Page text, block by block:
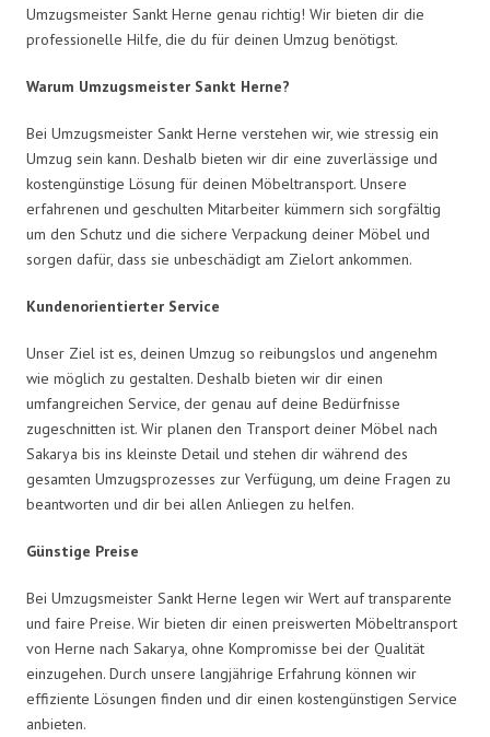
Umzugsmeister Sankt Herne genau richtig! Wir bieten dir die
professionelle Hilfe, die du für deinen Umzug benötigst.
Warum Umzugsmeister Sankt Herne?
Bei Umzugsmeister Sankt Herne verstehen wir, wie stressig ein
Umzug sein kann. Deshalb bieten wir dir eine zuverlässige und
kostengünstige Lösung für deinen Möbeltransport. Unsere
erfahrenen und geschulten Mitarbeiter kümmern sich sorgfältig
um den Schutz und die sichere Verpackung deiner Möbel und
sorgen dafür, dass sie unbeschädigt am Zielort ankommen.
Kundenorientierter Service
Unser Ziel ist es, deinen Umzug so reibungslos und angenehm
wie möglich zu gestalten. Deshalb bieten wir dir einen
umfangreichen Service, der genau auf deine Bedürfnisse
zugeschnitten ist. Wir planen den Transport deiner Möbel nach
Sakarya bis ins kleinste Detail und stehen dir während des
gesamten Umzugsprozesses zur Verfügung, um deine Fragen zu
beantworten und dir bei allen Anliegen zu helfen.
Günstige Preise
Bei Umzugsmeister Sankt Herne legen wir Wert auf transparente
und faire Preise. Wir bieten dir einen preiswerten Möbeltransport
von Herne nach Sakarya, ohne Kompromisse bei der Qualität
einzugehen. Durch unsere langjährige Erfahrung können wir
effiziente Lösungen finden und dir einen kostengünstigen Service
anbieten.